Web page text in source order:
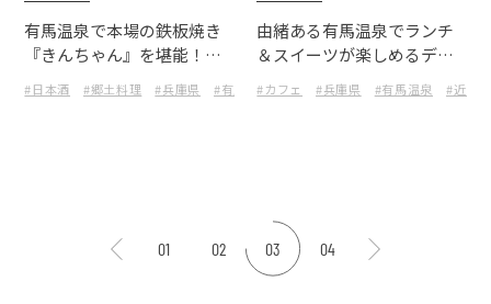
有馬温泉で本場の鉄板焼き
『きんちゃん』を堪能！お
好み焼きと郷土料理が自慢
の老舗居酒屋
#日本酒 #郷土料理 #兵庫県 #有馬温泉 #お好み焼き #鉄板焼き #PICK
由緒ある有馬温泉でランチ
＆スイーツが楽しめるデザ
イナーズカフェ
#カフェ #兵庫県 #有馬温泉 #近畿
01 02 03 04